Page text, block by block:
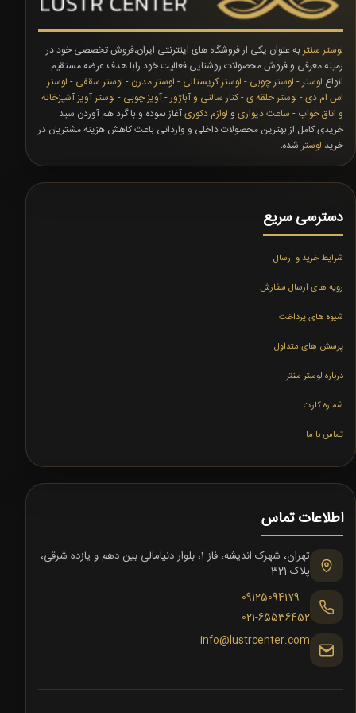
لوستر سنتر به عنوان یکی ار فروشگاه های اینترنتی ایران،فروش تخصصی خود در
زمینه معرفی و فروش محصولات روشنایی فعالیت خود رابا هدف عرضه مستقیم
انواع لوستر - لوستر چوبی - لوستر کریستالی - لوستر مدرن - لوستر سقفی - لوستر
اس ام دی- لوستر حلقه ی-کنار سالنی و آباژور-آویز چوبی - لوستر آویز آشپزخانه
و اتاق خواب - ساعت دیواری و لوازم دکوریآغاز نموده و با گرد هم آوردن سبد
خریدی کامل از بهترین محصولات داخلی و وارداتی باعث کاهش هزینه مشتریان در
خرید لوستر شده،
دسترسی سریع
شرایط خرید و ارسال
رویه های ارسال سفارش
شیوه های پرداخت
پرسش های متداول
درباره لوستر سنتر
شماره کارت
تماس با ما
اطلاعات تماس
تهران، شهرک اندیشه، فاز 1، بلوار دنیامالی بین دهم و یازده شرقی،
پلاک 321
09125094179
021-65536452
info@lustrcenter.com